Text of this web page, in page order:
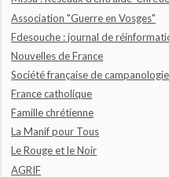
Association "Guerre en Vosges"
Fdesouche : journal de
Nouvelles de France
Société française de campanologie
France catholique
Famille chrétienne
La Manif pour Tous
Le Rouge et le Noir
AGRIF